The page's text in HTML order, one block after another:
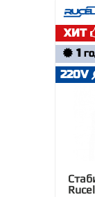
ХИТ
1
220V